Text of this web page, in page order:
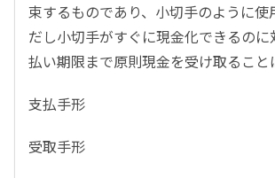
束するものであり、小切手のように使
だし小切手がすぐに現金化できるの
払い期限まで原則現金を受け取ること
支払手形
受取手形